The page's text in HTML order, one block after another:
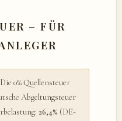
– FÜR
Die 0% Quellensteuer
Abgeltungsteuer
26,4% (DE-